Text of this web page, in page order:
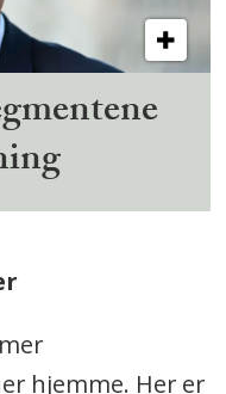
hjemme. Her er